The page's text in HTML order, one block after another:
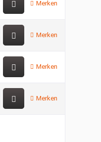
Merken
Merken
Merken
Merken